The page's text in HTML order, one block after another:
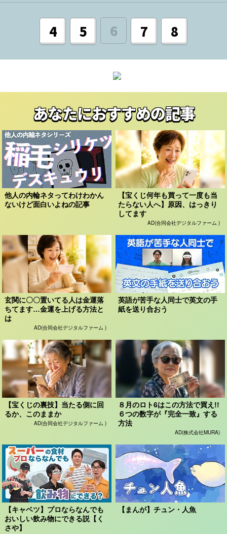
4 5 6 7 8
あなたにおすすめの記事
他人の内輪ネタってわけわかん
ないけど面白いよねの記事
【宝くじ何年も買って一度も当
たらない人へ】原因、はっきり
してます
AD(合同会社デジタルファーム )
玄関に〇〇置いてる人は金運落
ちてます…金運を上げる方法と
は
AD(合同会社デジタルファーム )
英語が苦手な人同士で英文の手
紙を送り合おう
【宝くじの裏技】当たる側に回
るか、このままか
AD(合同会社デジタルファーム )
８月のロト6はこの方法で買え!!
６つの数字が『完全一致』する
方法
AD(株式会社MURA)
【キャベツ】プロならなんでも
おいしい飲み物にできる説【く
さや】
【まんが】チュン・人魚